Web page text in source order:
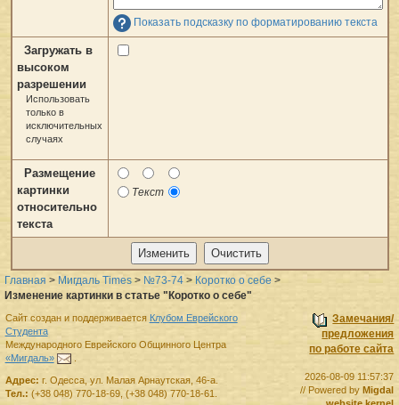
Показать подсказку по форматированию текста
Загружать в
высоком
разрешении
Использовать
только в
исключительных
случаях
Размещение
картинки
относительно
текста
Текст
Главная > Мигдаль Times > №73-74 > Коротко о себе >
Изменение картинки в статье "Коротко о себе"
Замечания/
предложения
по работе сайта
2026-08-09 11:57:37
// Powered by Migdal
Сайт создан и поддерживается Клубом Еврейского
Студента
Международного Еврейского Общинного Центра
«Мигдаль»
Адрес: г. Одесса, ул. Малая Арнаутская, 46-а.
Тел.: (+38 048) 770-18-69, (+38 048) 770-18-61